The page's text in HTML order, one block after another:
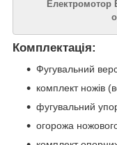
Електромотор
Комплектація:
Фугувальний
комплект ножів
фугувальний
огорожа